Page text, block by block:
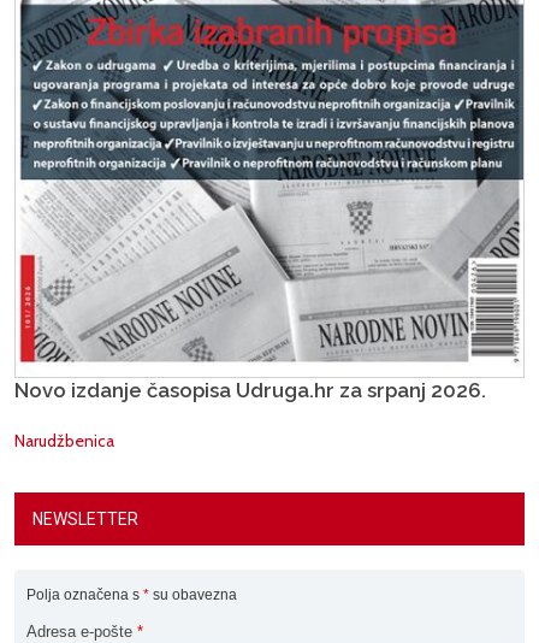
Novo izdanje časopisa Udruga.hr za srpanj 2026.
Narudžbenica
NEWSLETTER
Polja označena s * su obavezna
Adresa e-pošte *